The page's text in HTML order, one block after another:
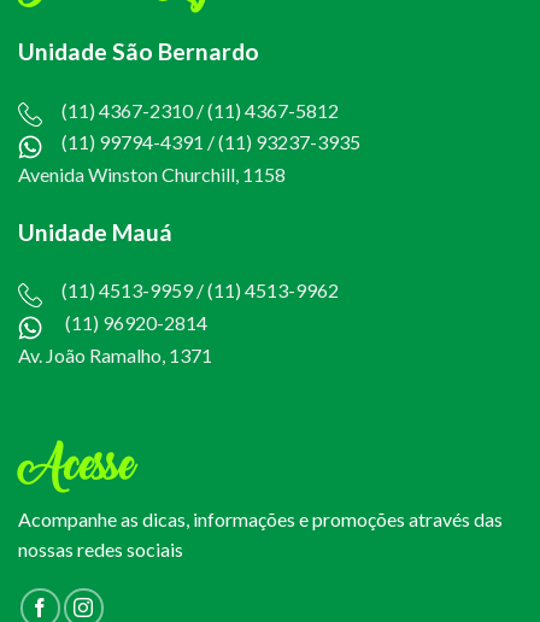
Unidade São Bernardo
(11) 4367-2310 / (11) 4367-5812
(11) 99794-4391 /(11) 93237-3935
Avenida Winston Churchill, 1158
Unidade Mauá
(11) 4513-9959 / (11) 4513-9962
(11) 96920-2814
Av. João Ramalho, 1371
Acesse
Acompanhe as dicas, informações e promoções através das
nossas redes sociais